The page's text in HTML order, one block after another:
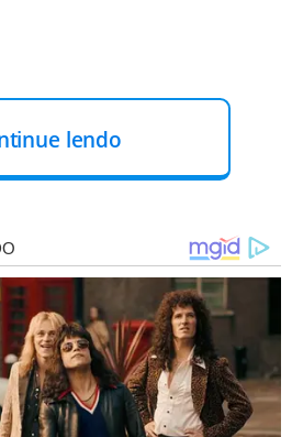
os médicos removeram parte
danos a outros órgãos
lendo